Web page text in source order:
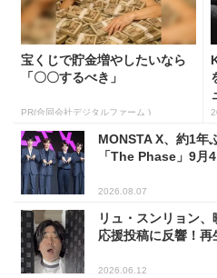
宝くじで貯金増やしたいなら
「〇〇するべき」
PR(合同会社デジタルファーム )
MONSTA X、約1年
「The Phase」9月
2026.08.07
リュ・スンリョン、
応援投稿に反響！再
2026.06.12